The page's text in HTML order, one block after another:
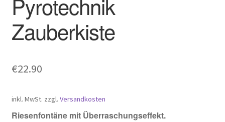
Pyrotechnik
Zauberkiste
€22.90
inkl. MwSt. zzgl. Versandkosten
Riesenfontäne mit Überraschungseffekt.